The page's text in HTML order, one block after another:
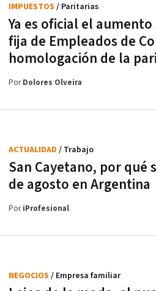
Ya es oficial el
fija de Empleados de
homologación de la
IMPUESTOS / Paritarias
PorDolores Olveira
San Cayetano, por qué
de agosto en Argentina
ACTUALIDAD / Trabajo
PoriProfesional
NEGOCIOS / Empresa familiar